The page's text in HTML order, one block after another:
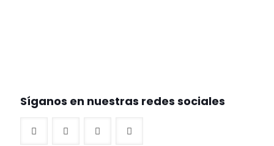
Síganos en nuestras redes sociales